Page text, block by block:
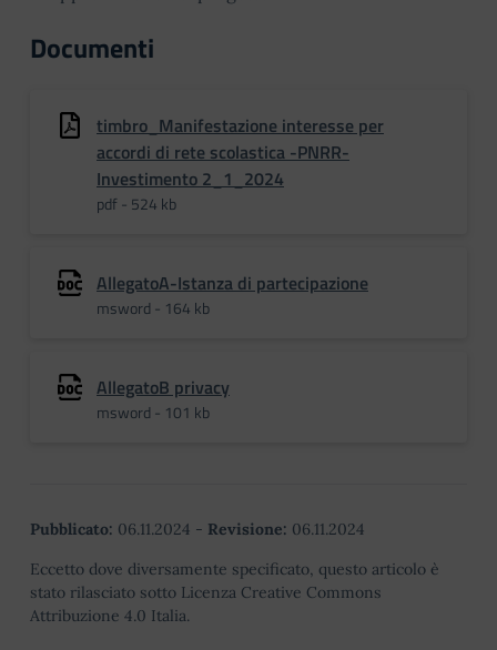
Documenti
timbro_Manifestazione interesse per
accordi di rete scolastica -PNRR-
Investimento 2_1_2024
pdf - 524 kb
AllegatoA-Istanza di partecipazione
msword - 164 kb
AllegatoB privacy
msword - 101 kb
Pubblicato: 06.11.2024 - Revisione: 06.11.2024
Eccetto dove diversamente specificato, questo articolo è
stato rilasciato sotto Licenza Creative Commons
Attribuzione 4.0 Italia.